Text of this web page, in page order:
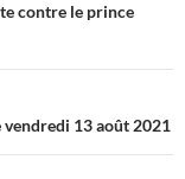
contre le prince
13 août 2021